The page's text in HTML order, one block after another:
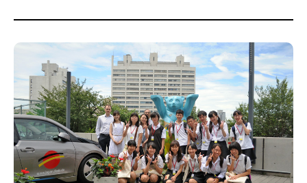
ライフスタイル
著者一覧
ライター募集